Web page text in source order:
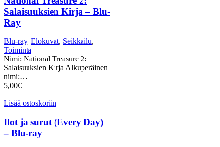
Salaisuuksien Kirja – Blu-
Ray
Blu-ray, Elokuvat, Seikkailu,
Toiminta
Nimi: National Treasure 2:
Salaisuuksien Kirja Alkuperäinen
nimi:…
5,00€
Lisää ostoskoriin
Ilot ja surut (Every Day)
– Blu-ray